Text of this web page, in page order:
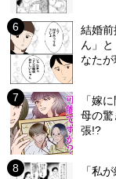
結婚
ん」
なたが
「嫁
母の
張!?
「私